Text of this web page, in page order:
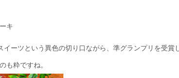
キ
イーツという異色の切り口ながら、準グランプリを受賞
も粋ですね。